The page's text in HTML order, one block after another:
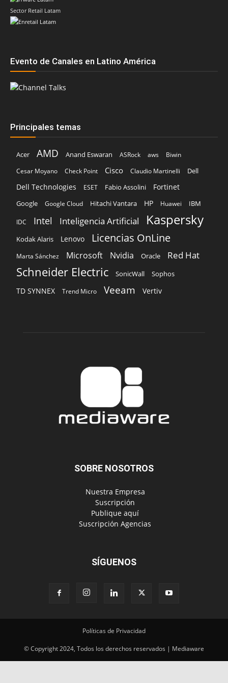
Sector Retail Latam
Evento de Canales en Latino América
Principales temas
Acer AMD Anand Eswaran ASRock aws
Biwin
Cesar Moyano
Check Point Cisco Claudio Martinelli Dell
Dell Technologies ESET Fabio Assolini Fortinet
Google Google Cloud Hitachi Vantara HP Huawei IBM
IDC Intel Inteligencia Artificial Kaspersky
Kodak Alaris Lenovo Licencias OnLine
Marta Sánchez Microsoft Nvidia Oracle Red Hat
Schneider Electric SonicWall Sophos
TD SYNNEX Trend Micro Veeam Vertiv
SOBRE NOSOTROS
‎ Nuestra Empresa
‎ Suscripción
‎ Publique aquí
‎ Suscripción Agencias
SÍGUENOS
Políticas de Privacidad
© Copyright 2024, Todos los derechos reservados | Mediaware